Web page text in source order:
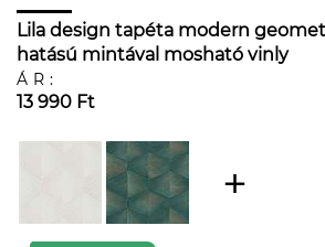
Lila design tapéta modern
hatású mintával mosható vinly
ÁR:
13 990 Ft